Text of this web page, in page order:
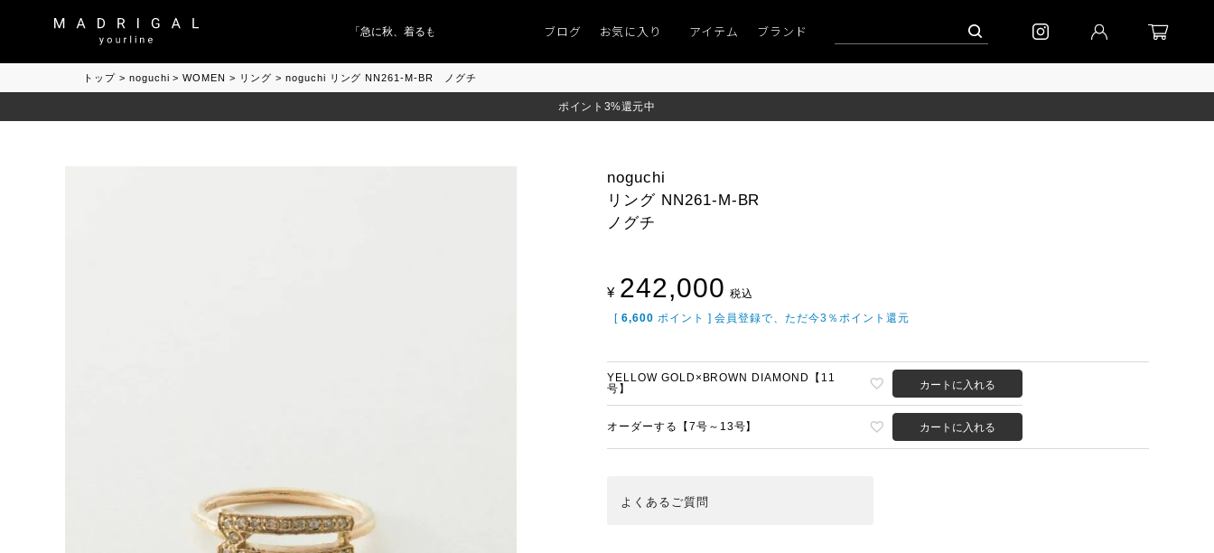
「急に秋、着るものがない」 「キレイなニット」 ポイント9％「マンスリーポイントキャンペーン」 予約│「エッグジャケット GREY」
ブログ お気に入り アイテム ブランド
トップ noguchi WOMEN リング noguchi リング NN261-M-BR ノグチ
ポイント3%還元中
noguchi
リング NN261-M-BR
ノグチ
¥ 242,000 税込
[ 6,600 ポイント ] 会員登録で、ただ今3％ポイント還元
YELLOW GOLD×BROWN DIAMOND【11
号】
カートに入れる
オーダーする【7号～13号】 カートに入れる
よくある ご質問